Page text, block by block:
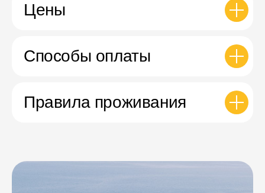
Цены
Способы оплаты
Правила проживания